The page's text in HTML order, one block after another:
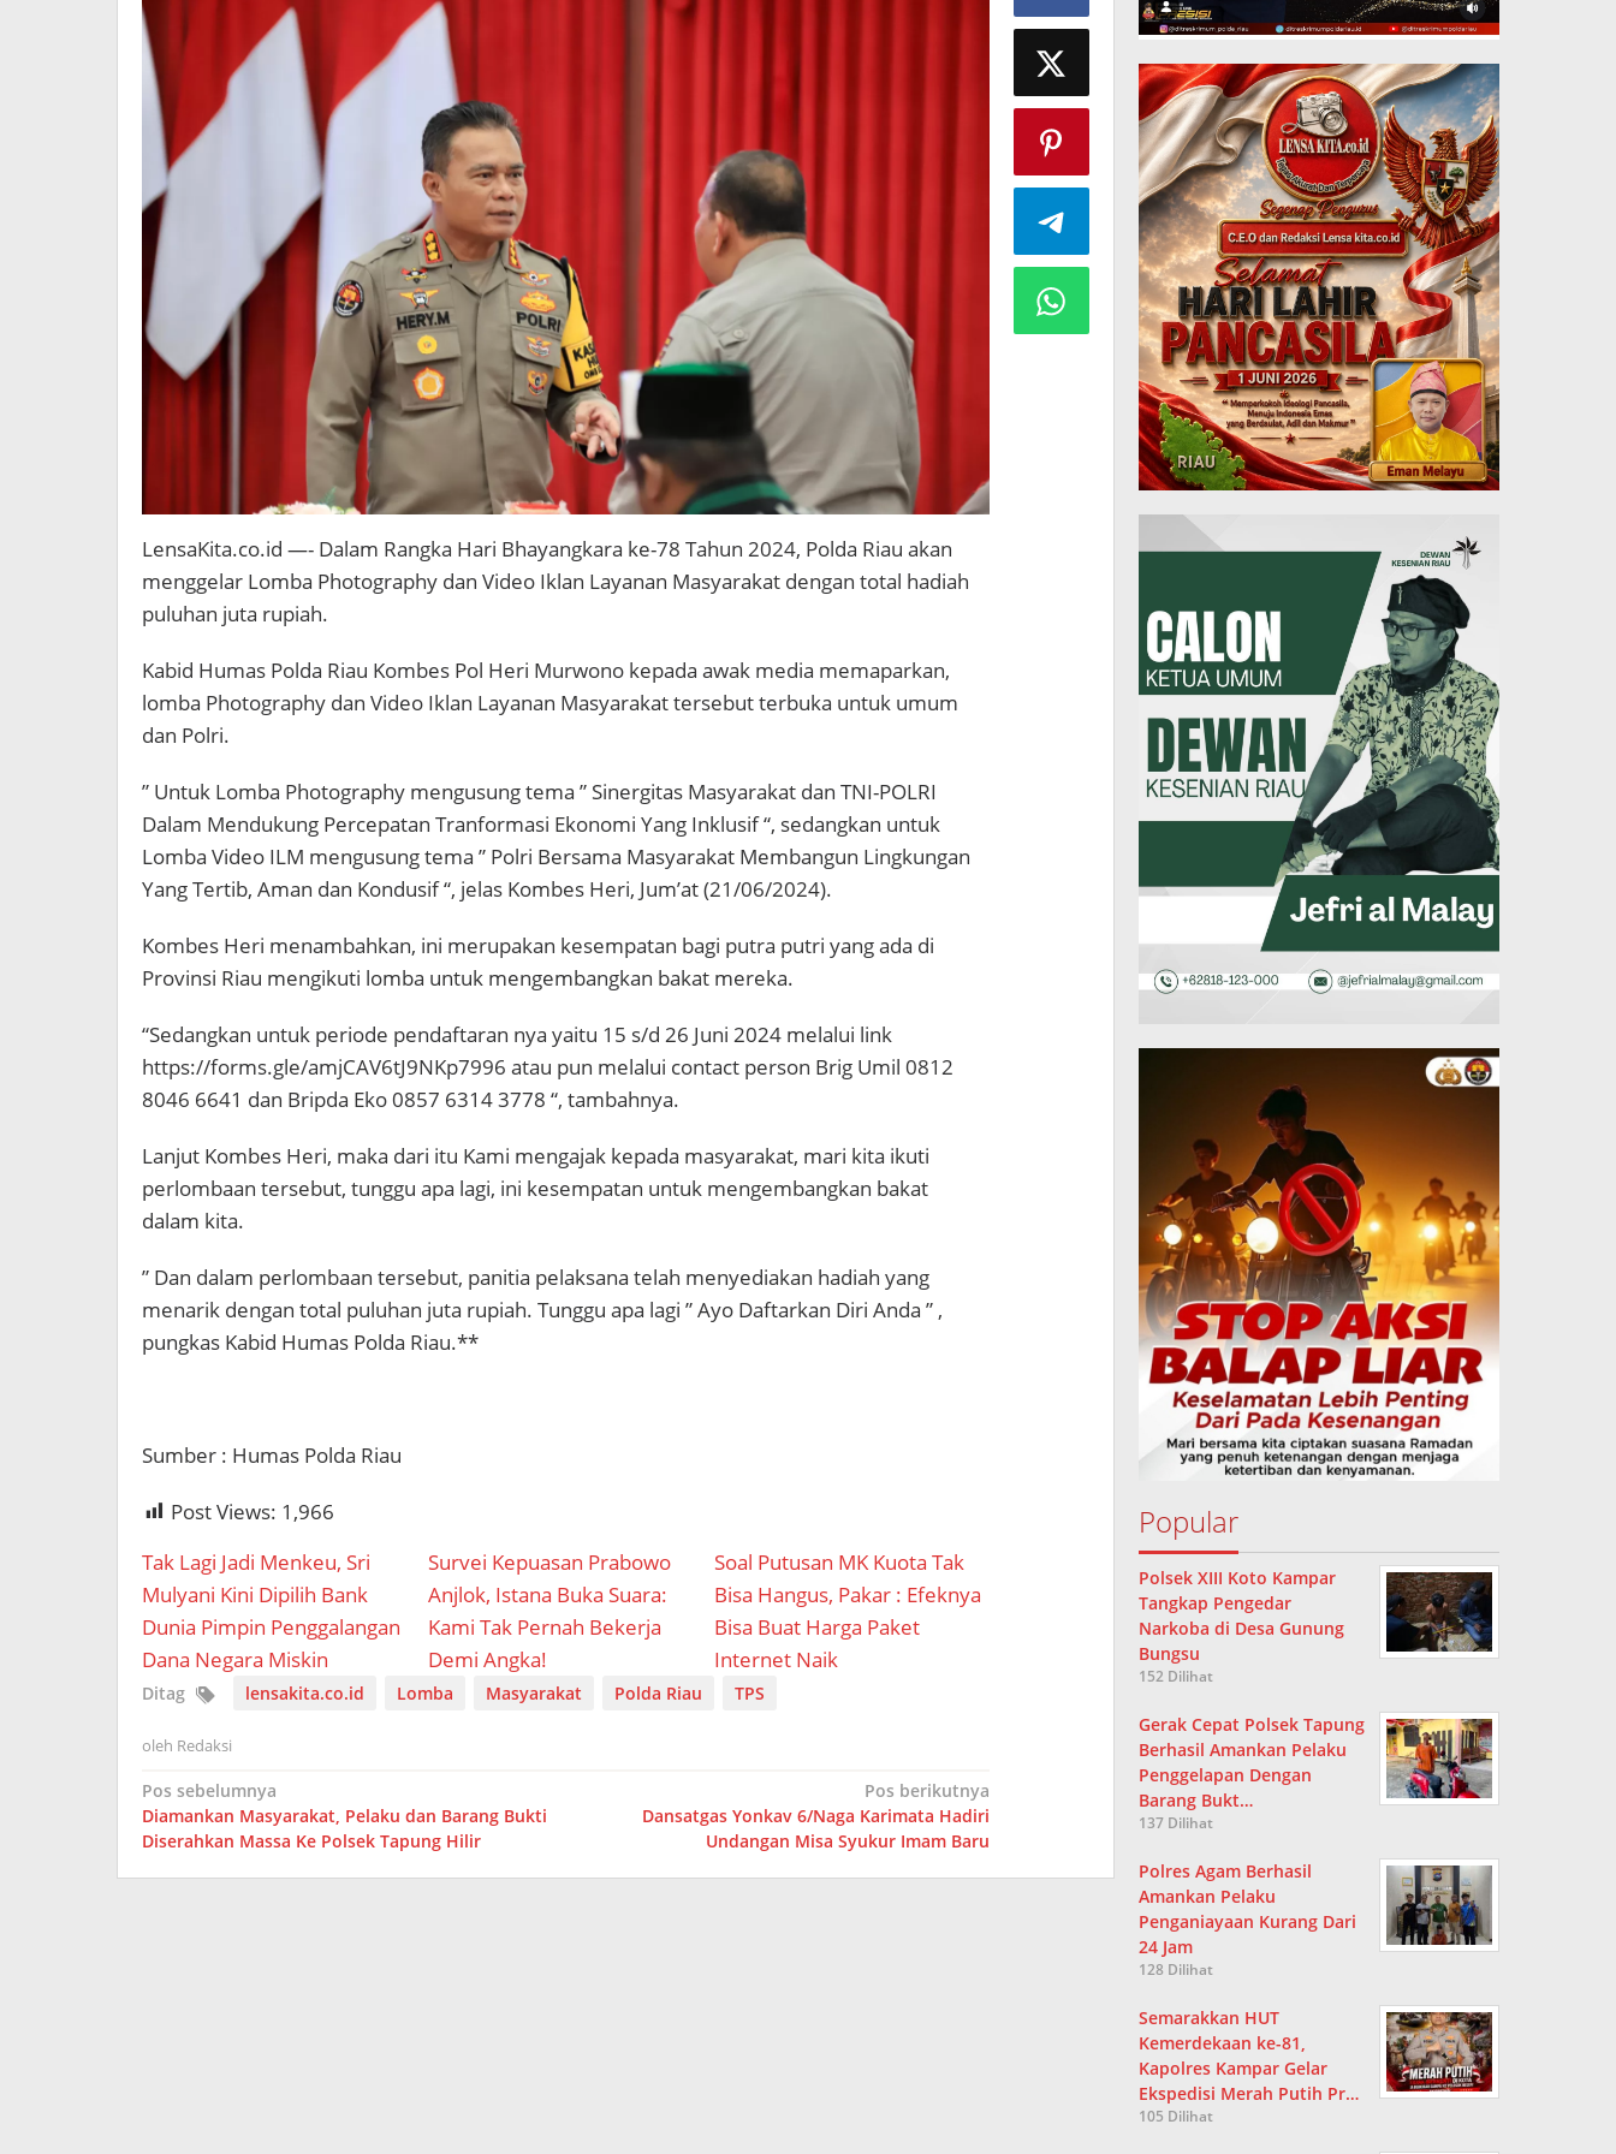
LensaKita.co.id —- Dalam Rangka Hari Bhayangkara ke-78 Tahun 2024, Polda Riau akan
menggelar Lomba Photography dan Video Iklan Layanan Masyarakat dengan total hadiah
puluhan juta rupiah.
Kabid Humas Polda Riau Kombes Pol Heri Murwono kepada awak media memaparkan,
lomba Photography dan Video Iklan Layanan Masyarakat tersebut terbuka untuk umum
dan Polri.
” Untuk Lomba Photography mengusung tema ” Sinergitas Masyarakat dan TNI-POLRI
Dalam Mendukung Percepatan Tranformasi Ekonomi Yang Inklusif “, sedangkan untuk
Lomba Video ILM mengusung tema ” Polri Bersama Masyarakat Membangun Lingkungan
Yang Tertib, Aman dan Kondusif “, jelas Kombes Heri, Jum’at (21/06/2024).
Kombes Heri menambahkan, ini merupakan kesempatan bagi putra putri yang ada di
Provinsi Riau mengikuti lomba untuk mengembangkan bakat mereka.
“Sedangkan untuk periode pendaftaran nya yaitu 15 s/d 26 Juni 2024 melalui link
https://forms.gle/amjCAV6tJ9NKp7996 atau pun melalui contact person Brig Umil 0812
8046 6641 dan Bripda Eko 0857 6314 3778 “, tambahnya.
Lanjut Kombes Heri, maka dari itu Kami mengajak kepada masyarakat, mari kita ikuti
perlombaan tersebut, tunggu apa lagi, ini kesempatan untuk mengembangkan bakat
dalam kita.
” Dan dalam perlombaan tersebut, panitia pelaksana telah menyediakan hadiah yang
menarik dengan total puluhan juta rupiah. Tunggu apa lagi ” Ayo Daftarkan Diri Anda ” ,
pungkas Kabid Humas Polda Riau.**
Sumber : Humas Polda Riau
Post Views: 1,966
Tak Lagi Jadi Menkeu, Sri
Mulyani Kini Dipilih Bank
Dunia Pimpin Penggalangan
Dana Negara Miskin
Survei Kepuasan Prabowo
Anjlok, Istana Buka Suara:
Kami Tak Pernah Bekerja
Demi Angka!
Soal Putusan MK Kuota Tak
Bisa Hangus, Pakar : Efeknya
Bisa Buat Harga Paket
Internet Naik
Ditag lensakita.co.id Lomba Masyarakat Polda Riau TPS
oleh Redaksi
Navigasi
pos
Pos sebelumnya
Diamankan Masyarakat, Pelaku dan Barang Bukti
Diserahkan Massa Ke Polsek Tapung Hilir
Pos berikutnya
Dansatgas Yonkav 6/Naga Karimata Hadiri
Undangan Misa Syukur Imam Baru
Popular
Polsek XIII Koto Kampar
Tangkap Pengedar
Narkoba di Desa Gunung
Bungsu
152 Dilihat
Gerak Cepat Polsek Tapung
Berhasil Amankan Pelaku
Penggelapan Dengan
Barang Bukt…
137 Dilihat
Polres Agam Berhasil
Amankan Pelaku
Penganiayaan Kurang Dari
24 Jam
128 Dilihat
Semarakkan HUT
Kemerdekaan ke-81,
Kapolres Kampar Gelar
Ekspedisi Merah Putih Pr…
105 Dilihat